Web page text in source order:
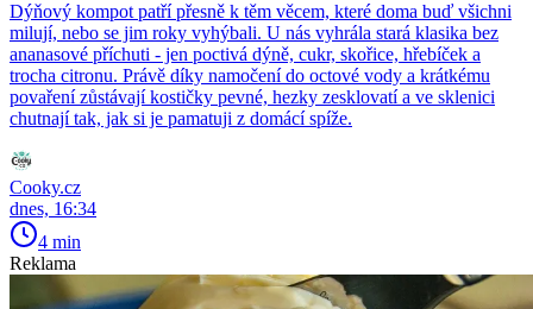
Dýňový kompot patří přesně k těm věcem, které doma buď všichni
milují, nebo se jim roky vyhýbali. U nás vyhrála stará klasika bez
ananasové příchuti - jen poctivá dýně, cukr, skořice, hřebíček a
trocha citronu. Právě díky namočení do octové vody a krátkému
povaření zůstávají kostičky pevné, hezky zesklovatí a ve sklenici
chutnají tak, jak si je pamatuji z domácí spíže.
Cooky.cz
dnes, 16:34
4 min
Reklama